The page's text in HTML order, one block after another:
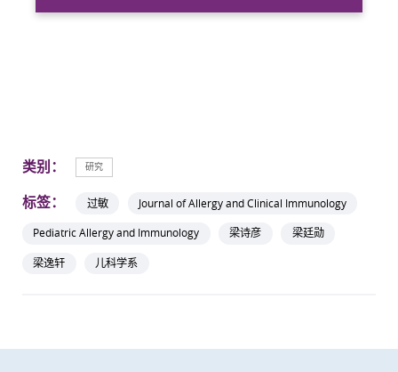
类别： 研究
标签： 过敏
Journal of Allergy and Clinical Immunology
Pediatric Allergy and Immunology
梁诗彦
梁廷勋
梁逸轩
儿科学系